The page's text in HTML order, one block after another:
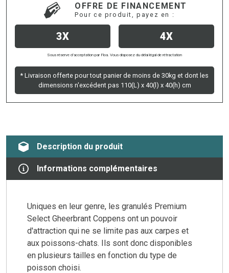
OFFRE DE FINANCEMENT
Pour ce produit, payez en :
3X 4X
Sous réserve d’acceptation par Floa. Vous disposez du délai légal de rétractation
* Livraison offerte pour tout panier de moins de 30kg et dont les
dimensions n'excédent pas 110(L) x 40(l) x 40(h) cm
Description du produit
Informations complémentaires
Uniques en leur genre, les granulés Premium
Select Gheerbrant Coppens ont un pouvoir
d'attraction qui ne se limite pas aux carpes et
aux poissons-chats. Ils sont donc disponibles
en plusieurs tailles en fonction du type de
poisson choisi.